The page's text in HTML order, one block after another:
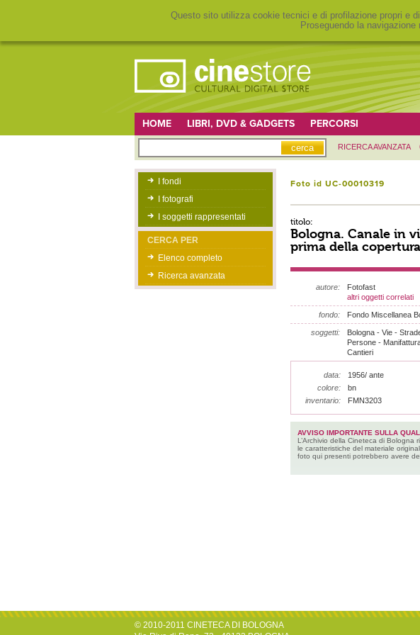
Questo sito utilizza cookie tecnici e di profilazione propri e
Proseguendo la
HOME LIBRI, DVD & GADGETS PERCORSI
RICERCA AVANZATA
I fondi
I fotografi
I soggetti rappresentati
CERCA PER
Elenco completo
Ricerca avanzata
Foto id UC-00010319
titolo:
Bologna. Canale in
prima della copertura
autore:
Fotofast
altri oggetti correlati
fondo: Fondo Miscellanea
soggetti:
Bologna - Vie -
Persone -
Cantieri
data:
1956/ ante
colore:
bn
inventario:
FMN3203
AVVISO IMPORTANTE SULLA
L’Archivio della Cineteca di Bologna
le caratteristiche del materiale
foto qui presenti potrebbero avere
© 2010-2011 CINETECA DI BOLOGNA